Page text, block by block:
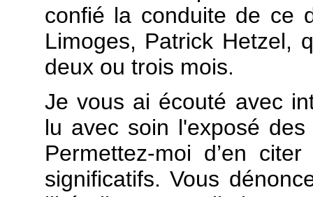
confié la conduite de ce
Limoges, Patrick Hetzel,
deux ou trois mois.
Je vous ai écouté avec
lu avec soin l'exposé
Permettez-moi d’en
significatifs. Vous